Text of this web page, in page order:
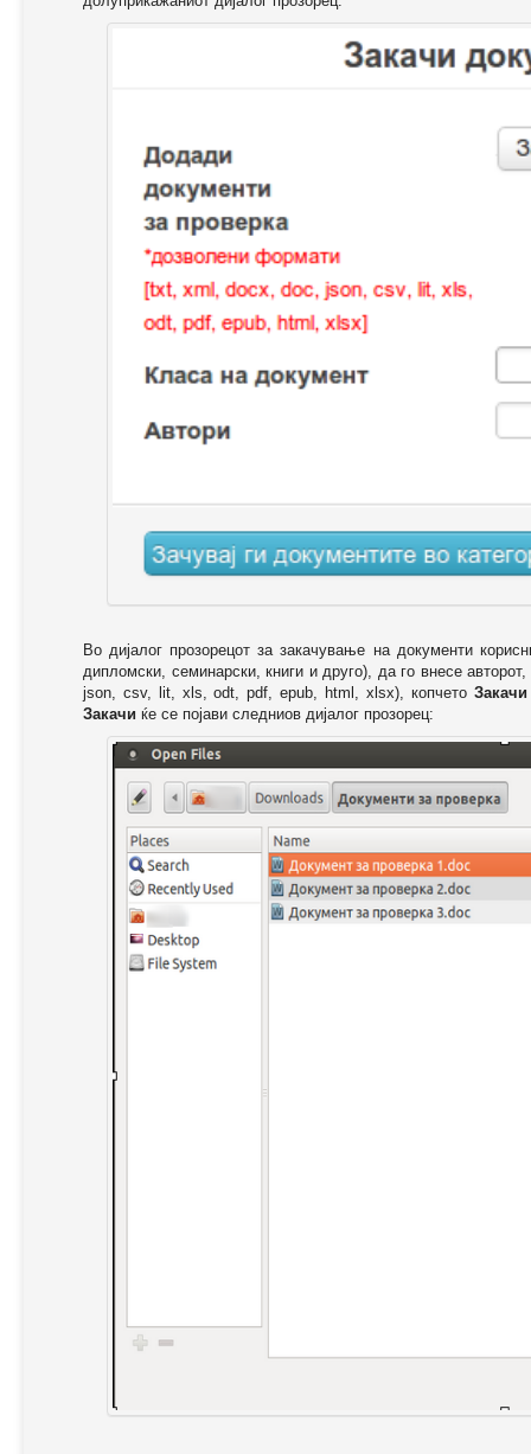
Во дијалог прозорецот за закачување на документи
дипломски, семинарски, книги и друго), да го внесе
json, csv, lit, xls, odt, pdf, epub, html, xlsx), копчето Закачи
Закачи ќе се појави следниов дијалог прозорец: